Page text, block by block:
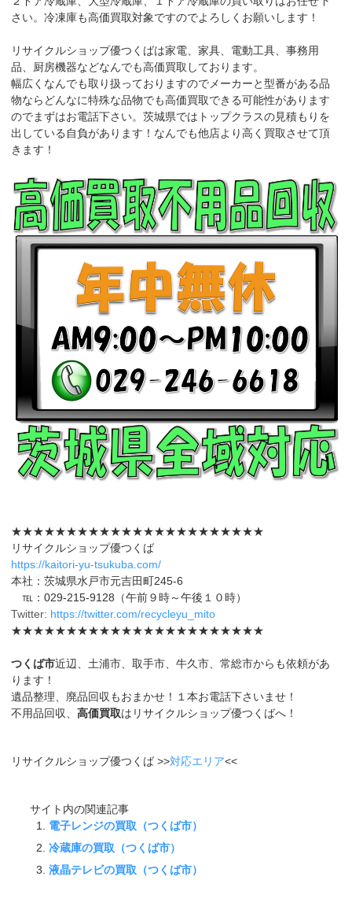
さい。冷凍庫も高価買取対象ですのでよろしくお願いします！
リサイクルショップ優つくばは家電、家具、電動工具、事務用
品、厨房機器などなんでも高価買取しております。
幅広くなんでも取り扱っておりますのでメーカーと型番がある品
物ならどんなに特殊な品物でも高価買取できる可能性があります
のでまずはお電話下さい。茨城県ではトップクラスの見積もりを
出している自負があります！なんでも他店より高く買取させて頂
きます！
★★★★★★★★★★★★★★★★★★★★★★★
リサイクルショップ優つくば
https://kaitori-yu-tsukuba.com/
本社：茨城県水戸市元吉田町245-6
℡：029-215-9128（午前９時～午後１０時）
Twitter: https://twitter.com/recycleyu_mito
★★★★★★★★★★★★★★★★★★★★★★★
つくば市近辺、土浦市、取手市、牛久市、常総市からも依頼があ
ります！
遺品整理、廃品回収もおまかせ！１本お電話下さいませ！
不用品回収、高価買取はリサイクルショップ優つくばへ！
リサイクルショップ優つくば >>対応エリア<<
サイト内の関連記事
電子レンジの買取（つくば市）
冷蔵庫の買取（つくば市）
液晶テレビの買取（つくば市）